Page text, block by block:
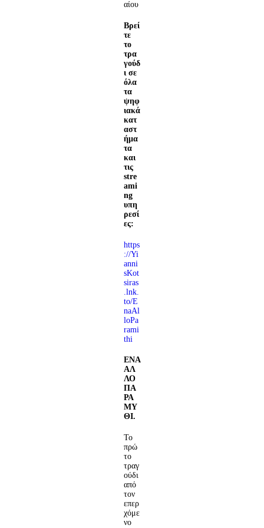
αίου
Βρεί
τε
το
τρα
γούδ
ι σε
όλα
τα
ψηφ
ιακά
κατ
αστ
ήμα
τα
και
τις
stre
ami
ng
υπη
ρεσί
ες:
https
://Yi
anni
sKot
siras
.lnk.
to/E
naAl
loPa
rami
thi
ΕΝΑ
ΑΛ
ΛΟ
ΠΑ
ΡΑ
ΜΥ
ΘΙ.
Το
πρώ
το
τραγ
ούδι
από
τον
επερ
χόμε
νο